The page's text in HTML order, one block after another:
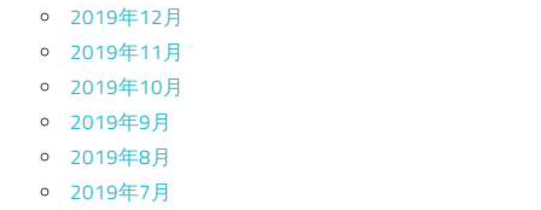
2019年12月
2019年11月
2019年10月
2019年9月
2019年8月
2019年7月